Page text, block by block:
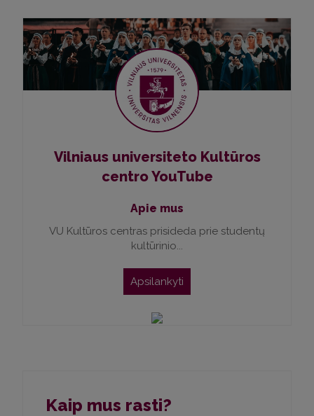
Vilniaus universiteto Kultūros
centro YouTube
Apie mus
VU Kultūros centras prisideda prie studentų
kultūrinio...
Apsilankyti
Kaip mus rasti?